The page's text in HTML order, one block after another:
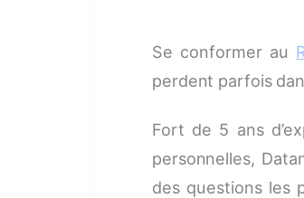
Se conformer au
perdent parfois
Fort de 5 ans
personnelles,
des questions les